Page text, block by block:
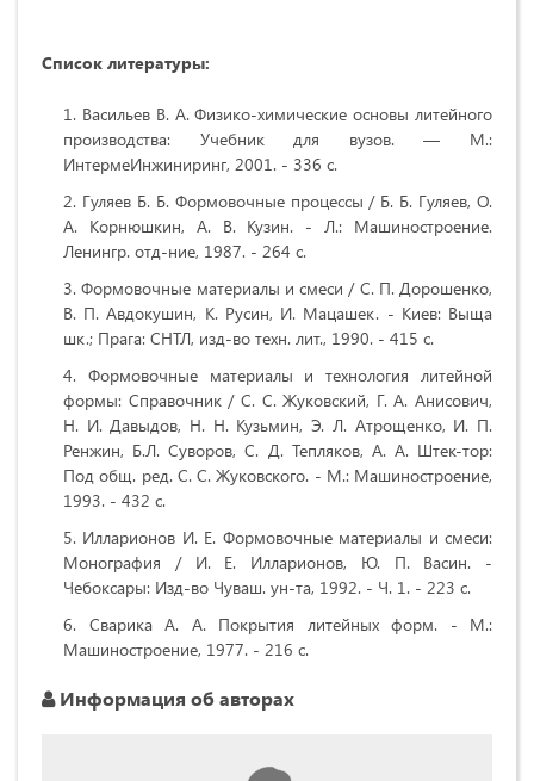
Список литературы:
Васильев В. А. Физико-химические основы литейного
производства: Учебник для вузов. — М.:
ИнтермеИнжиниринг, 2001. - 336 с.
Гуляев Б. Б. Формовочные процессы / Б. Б. Гуляев, О.
А. Корнюшкин, А. В. Кузин. - Л.: Машиностроение.
Ленингр. отд-ние, 1987. - 264 с.
Формовочные материалы и смеси / С. П. Дорошенко,
В. П. Авдокушин, К. Русин, И. Мацашек. - Киев: Выща
шк.; Прага: СНТЛ, изд-во техн. лит., 1990. - 415 с.
Формовочные материалы и технология литейной
формы: Справочник / С. С. Жуковский, Г. А. Анисович,
Н. И. Давыдов, Н. Н. Кузьмин, Э. Л. Атрощенко, И. П.
Ренжин, Б.Л. Суворов, С. Д. Тепляков, А. А. Штек-тор:
Под общ. ред. С. С. Жуковского. - М.: Машиностроение,
1993. - 432 с.
Илларионов И. Е. Формовочные материалы и смеси:
Монография / И. Е. Илларионов, Ю. П. Васин. -
Чебоксары: Изд-во Чуваш. ун-та, 1992. - Ч. 1. - 223 с.
Сварика А. А. Покрытия литейных форм. - М.:
Машиностроение, 1977. - 216 с.
Информация об авторах